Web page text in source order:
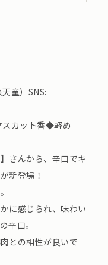
童）SNS:
カット香◆軽め
さんから、辛口でキ
新登場！
に感じられ、味わい
辛口。
との相性が良いで